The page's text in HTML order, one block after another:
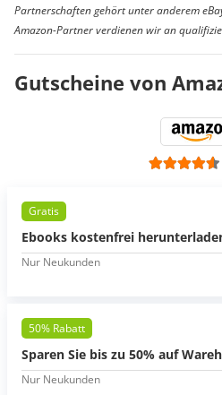
Partnerschaften gehört unter anderem
Amazon-Partner verdienen wir an
Gutscheine von
Gratis
Ebooks kostenfrei
Nur Neukunden
50% Rabatt
Sparen Sie bis zu 50% auf
Nur Neukunden